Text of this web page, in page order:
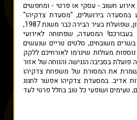
חשוב - עסקי או פרטי - ומחפשים
במסעדה בירושלים, "מסעדת צדקיהו"
הוותיקה ועתירת הניסיון, שפועלת בעיר הבירה כבר משנת 1987,
המסעדה, שפתוחה לאירועי
משובחים, סלטים טריים שנעשים
מעולות שיגרמו לאורחיכם ללקק
בסביבה הנגישה והנוחה של אזור
את המסורת של משפחת צדקיהו
אדיב. במסעדת צדקיהו אפשר לחגוג
טעימים ושופעי כל טוב בחלל פרטי לעד